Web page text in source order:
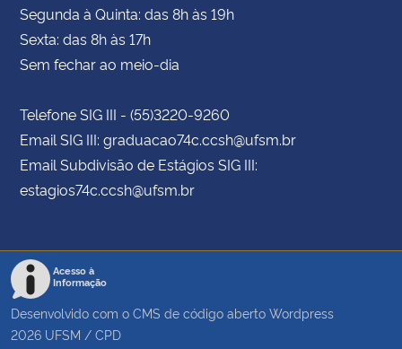
Segunda à Quinta: das 8h às 19h
Sexta: das 8h às 17h
Sem fechar ao meio-dia
Telefone SIG III - (55)3220-9260
Email SIG III: graduacao74c.ccsh@ufsm.br
Email Subdivisão de Estágios SIG III:
estagios74c.ccsh@ufsm.br
Acesso à
Informação
Desenvolvido com o CMS de código aberto Wordpress
2026 UFSM / CPD